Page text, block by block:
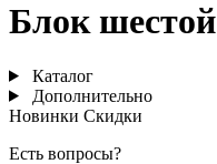
Блок шестой
Каталог
Дополнительно
Новинки Скидки
Есть вопросы?